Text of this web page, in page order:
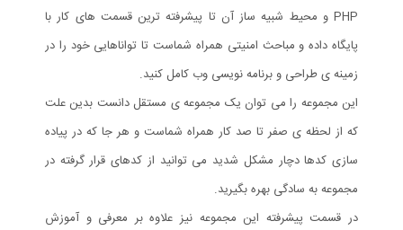
PHP و محیط شبیه ساز آن تا پیشرفته ترین قسمت های کار با
پایگاه داده و مباحث امنیتی همراه شماست تا تواناهایی خود را در
زمینه ی طراحی و برنامه نویسی وب کامل کنید.
این مجموعه را می توان یک مجموعه ی مستقل دانست بدین علت
که از لحظه ی صفر تا صد کار همراه شماست و هر جا که در پیاده
سازی کدها دچار مشکل شدید می توانید از کدهای قرار گرفته در
مجموعه به سادگی بهره بگیرید.
در قسمت پیشرفته این مجموعه نیز علاوه بر معرفی و آموزش